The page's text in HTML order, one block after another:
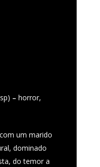
– horror,
um marido
dominado
do temor a
Entry Form (PDF)